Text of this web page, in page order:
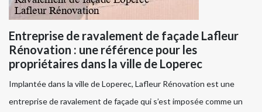
Entreprise de ravalement de façade Lafleur
Rénovation : une référence pour les
propriétaires dans la ville de Loperec
Implantée dans la ville de Loperec, Lafleur Rénovation est une
entreprise de ravalement de façade qui s’est imposée comme un